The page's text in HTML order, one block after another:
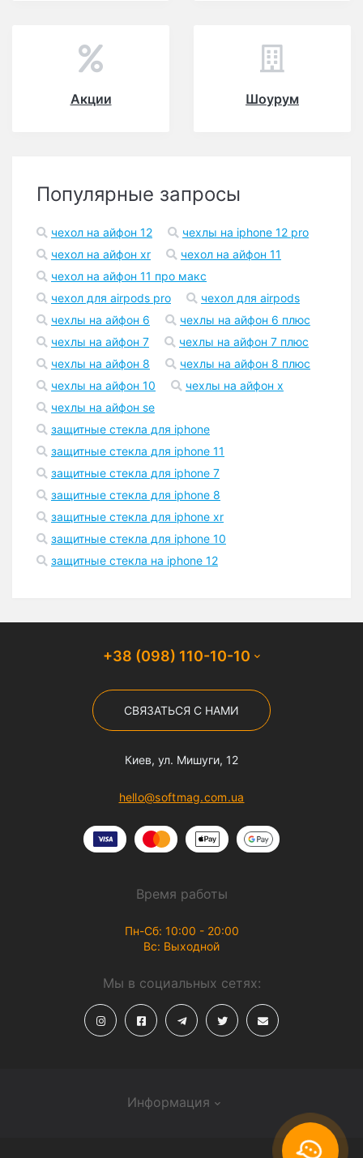
Акции Шоурум
Популярные запросы
чехол на айфон 12
чехлы на iphone 12 pro
чехол на айфон xr
чехол на айфон 11
чехол на айфон 11 про макс
чехол для airpods pro
чехол для airpods
чехлы на айфон 6
чехлы на айфон 6 плюс
чехлы на айфон 7
чехлы на айфон 7 плюс
чехлы на айфон 8
чехлы на айфон 8 плюс
чехлы на айфон 10
чехлы на айфон x
чехлы на айфон se
защитные стекла для iphone
защитные стекла для iphone 11
защитные стекла для iphone 7
защитные стекла для iphone 8
защитные стекла для iphone xr
защитные стекла для iphone 10
защитные стекла на iphone 12
+38 (098) 110-10-10
СВЯЗАТЬСЯ С НАМИ
Киев, ул. Мишуги, 12
hello@softmag.com.ua
Информация
Время работы
Пн-Сб: 10:00 - 20:00
Вс: Выходной
Мы в социальных сетях: